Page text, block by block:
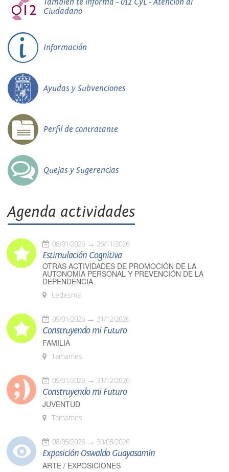
Ciudadano
Información
Ayudas y Subvenciones
Perfil de contratante
Quejas y Sugerencias
Agenda actividades
08/01/2026 26/11/2026
Estimulación Cognitiva
OTRAS ACTIVIDADES DE PROMOCIÓN DE LA
AUTONOMÍA PERSONAL Y PREVENCIÓN DE LA
DEPENDENCIA
Ledesma
09/01/2026 31/12/2026
Construyendo mi Futuro
FAMILIA
Tamames
09/01/2026 31/12/2026
Construyendo mi Futuro
JUVENTUD
Tamames
08/05/2026 30/08/2026
Exposición Oswaldo Guayasamín
ARTE / EXPOSICIONES